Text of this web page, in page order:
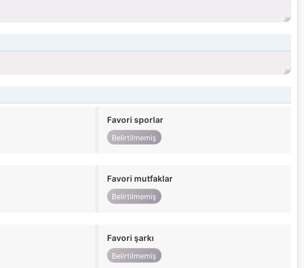
Favori sporlar
Belirtilmemiş
Favori mutfaklar
Belirtilmemiş
Favori şarkı
Belirtilmemiş